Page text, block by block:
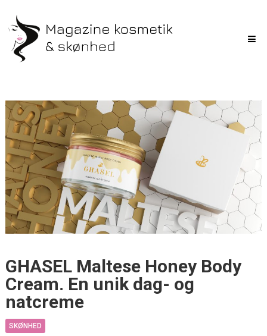
GHASEL Maltese Honey Body
Cream. En unik dag- og
natcreme
SKØNHED